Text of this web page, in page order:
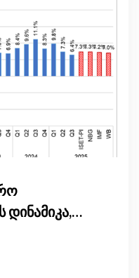
დინამიკა,